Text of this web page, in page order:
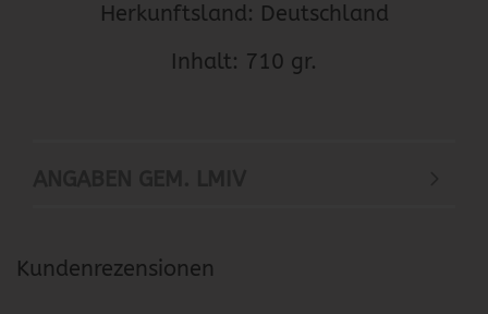
Herkunftsland: Deutschland
Inhalt: 710 gr.
Kundenrezensionen